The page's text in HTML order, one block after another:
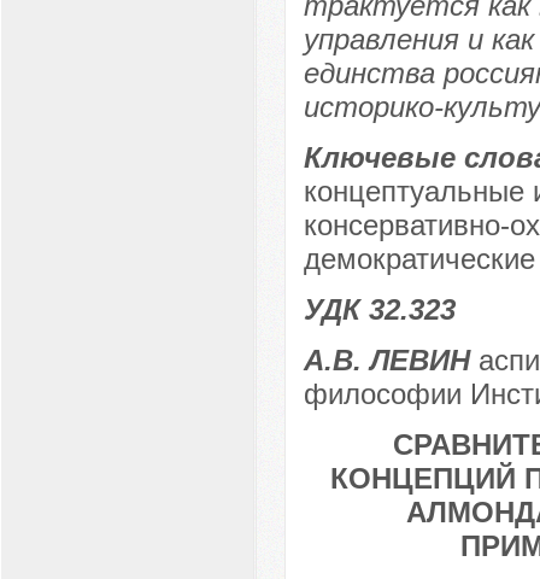
управления и
единства
историко-
Ключевые
концептуальные
консервативно-
УДК 32.323
А.В. ЛЕВИН
философии
КОНЦЕПЦИЙ